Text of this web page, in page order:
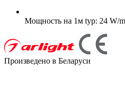
Мощность на 1м typ: 24 W/
Произведено в Беларуси